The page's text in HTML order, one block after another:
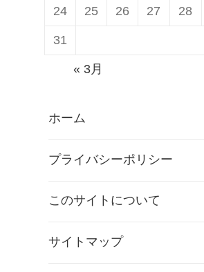
24 25 26 27 28
31
« 3月
ホーム
プライバシーポリシー
このサイトについて
サイトマップ